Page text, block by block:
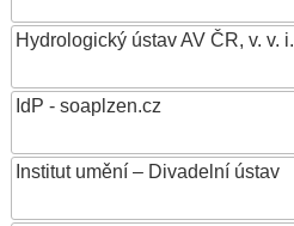
Hydrologický ústav AV ČR, v. v. i.
IdP - soaplzen.cz
Institut umění – Divadelní ústav